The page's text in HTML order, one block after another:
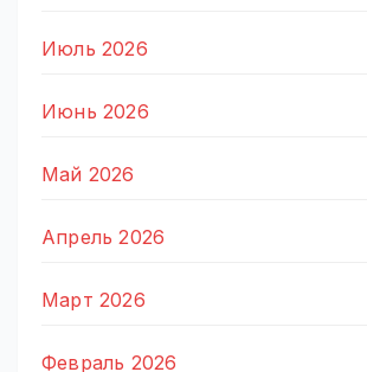
Июль 2026
Июнь 2026
Май 2026
Апрель 2026
Март 2026
Февраль 2026